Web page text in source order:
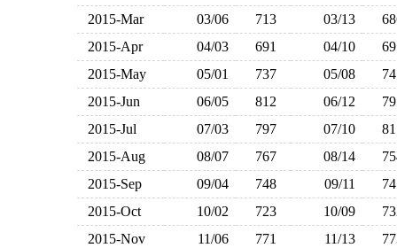
2015-Mar
03/06 713 03/13
2015-Apr
04/03 691 04/10
2015-May
05/01 737 05/08
2015-Jun
06/05 812 06/12
2015-Jul
07/03 797 07/10
2015-Aug
08/07 767 08/14
2015-Sep
09/04 748 09/11
2015-Oct
10/02 723 10/09
2015-Nov
11/06 771 11/13